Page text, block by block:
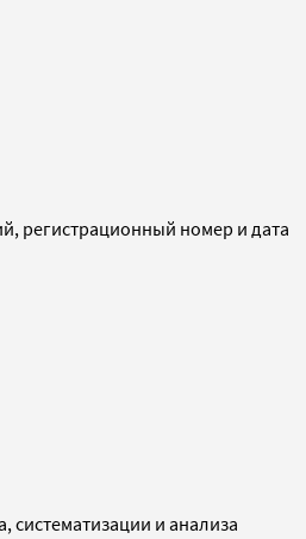
регистрационный номер и дата
и анализа